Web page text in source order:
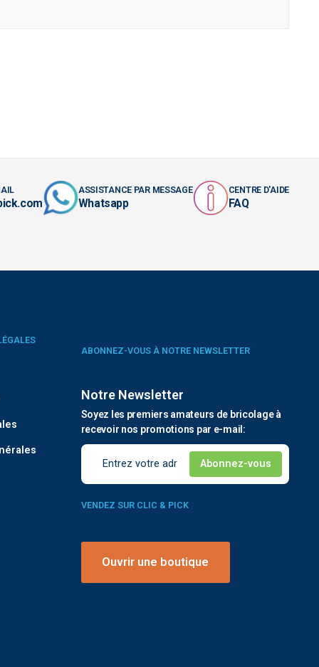
ASSISTANCE PAR MESSAGE
Whatsapp
CENTRE D'AIDE
FAQ
ABONNEZ-VOUS À NOTRE NEWSLETTER
Notre Newsletter
Soyez les premiers amateurs de bricolage à
recevoir nos promotions par e-mail:
VENDEZ SUR CLIC & PICK
Ouvrir une boutique